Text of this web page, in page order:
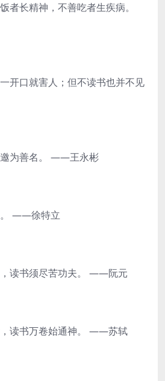
者长精神，不善吃者生疾病。
开口就害人；但不读书也并不见
为善名。 ——王永彬
。 ——徐特立
读书须尽苦功夫。 ——阮元
读书万卷始通神。 ——苏轼